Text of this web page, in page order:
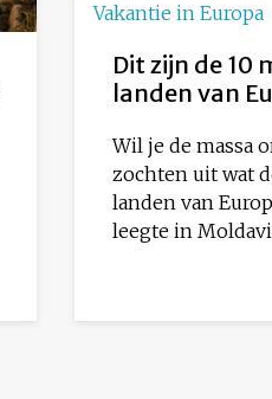
Vakantie in Europa
Dit zijn de 10
landen van
Wil je de massa
zochten uit wat
landen van
leegte in